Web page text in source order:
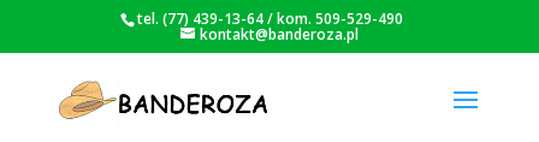
tel. (77) 439-13-64 / kom. 509-529-490
kontakt@banderoza.pl